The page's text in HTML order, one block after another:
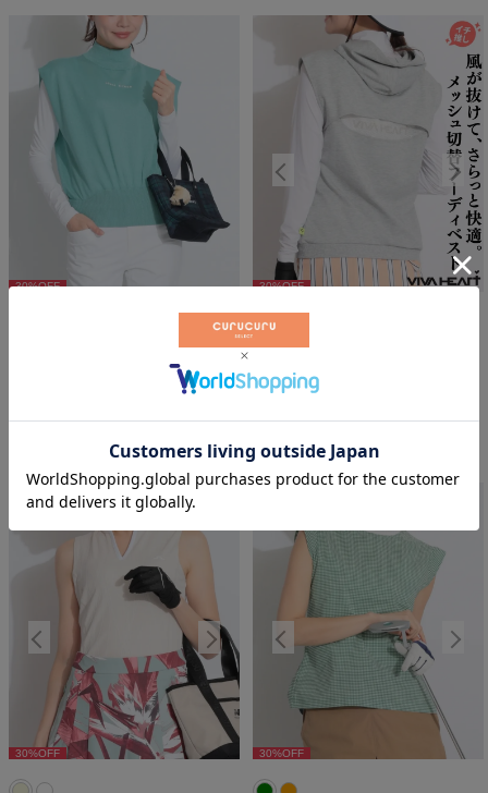
30%OFF
シマリーヤーンハイネックノース
30%OFF 30%OFF
【吸水速乾】バックプリントメッ
シュ切替フーディベスト
30%OFF %OFF
30%OFF 30%OFF